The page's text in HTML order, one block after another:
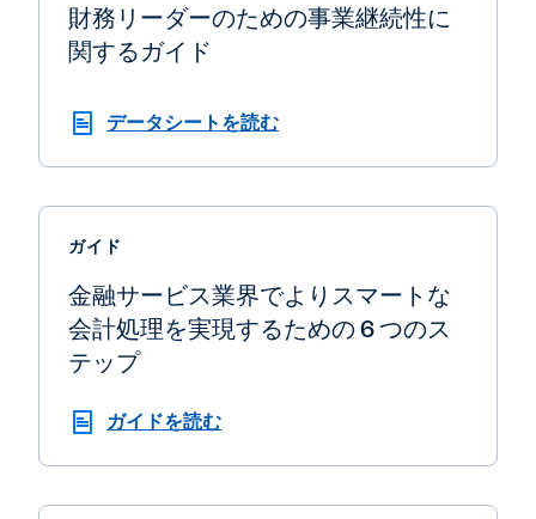
財務リーダーのための事業継続性に
関するガイド
データシートを読む
ガイド
金融サービス業界でよりスマートな
会計処理を実現するための 6 つのス
テップ
ガイドを読む